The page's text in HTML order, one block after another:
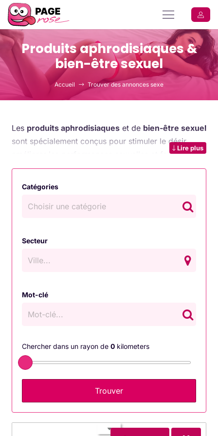
Produits aphrodisiaques &
bien-être sexuel
Accueil Trouver des annonces sexe
Les produits aphrodisiaques et de bien-être sexuel
sont spécialement conçus pour stimuler le désir,
améliorer les performances sexuelles et favoriser
une expérience intime plus satisfaisante. Qu’il
lotions, ces produits sont idéaux pour ceux qui
souhaitent enrichir leur vie sexuelle et leur bien-être
Produits aphrodisiaques :
stimuler naturellement le
sont utilisés depuis
les niveaux d’énergieet en favorisant la circulation
sanguine.
Compléments alimentaires: Ces produits sont
formulés pour stimuler la libido, améliorer les
performances et favoriser la circulation
sexuels. Ils contiennent souvent des
plantes
Lire plus
Catégories
Secteur
Mot-clé
Chercher dans un rayon de 0 kilometers